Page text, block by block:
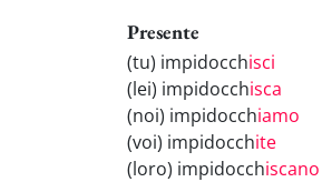
Presente
(tu) impidocchisci
(lei) impidocchisca
(noi) impidocchiamo
(voi) impidocchite
(loro) impidocchiscano